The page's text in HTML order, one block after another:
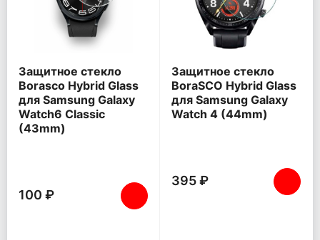
Защитное стекло
Borasco Hybrid Glass
для Samsung Galaxy
Watch6 Classic
(43mm)
100 ₽
Защитное стекло
BoraSCO Hybrid Glass
для Samsung Galaxy
Watch 4 (44mm)
395 ₽